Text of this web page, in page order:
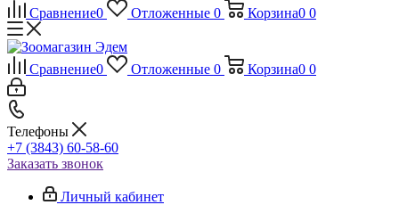
Сравнение0 Отложенные 0 Корзина0 0
Сравнение0 Отложенные 0 Корзина0 0
Телефоны
+7 (3843) 60-58-60
Заказать звонок
Личный кабинет